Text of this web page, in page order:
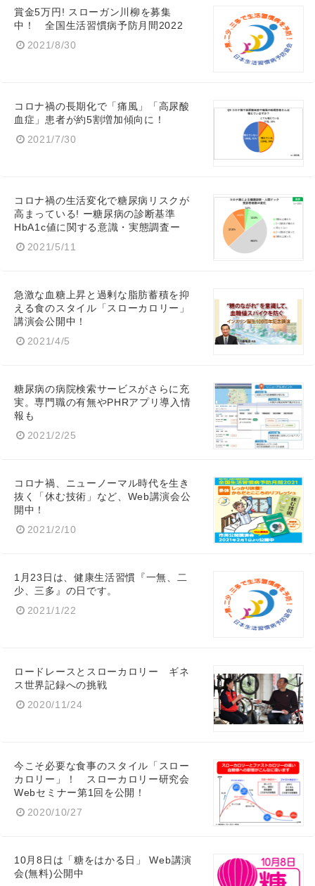
賞金5万円! スローガン川柳を募集
中！ 全国生活習慣病予防月間2022
2021/8/30
コロナ禍の長期化で「痛風」「高尿酸
血症」患者が約5割増加傾向に！
2021/7/30
コロナ禍の生活変化で糖尿病リスクが
高まっている! ー糖尿病の診断基準
HbA1c値に関する意識・実態調査ー
2021/5/11
急激な血糖上昇と過剰な脂肪蓄積を抑
える食のスタイル「スローカロリー」
講演会公開中！
2021/4/5
糖尿病の病院検索サービスがさらに充
実。専門職の有無やPHRアプリ導入情
報も
2021/2/25
コロナ禍、ニューノーマル時代を生き
抜く「休む技術」など、Web講演会公
開中！
2021/2/10
1月23日は、健康生活習慣『一無、二
少、三多』の日です。
2021/1/22
ロードレースとスローカロリー ギネ
ス世界記録への挑戦
2020/11/24
今こそ必要な食事のスタイル「スロー
カロリー」！ スローカロリー研究会
Webセミナー第1回を公開！
2020/10/27
10月8日は「糖をはかる日」 Web講演
会(無料)公開中